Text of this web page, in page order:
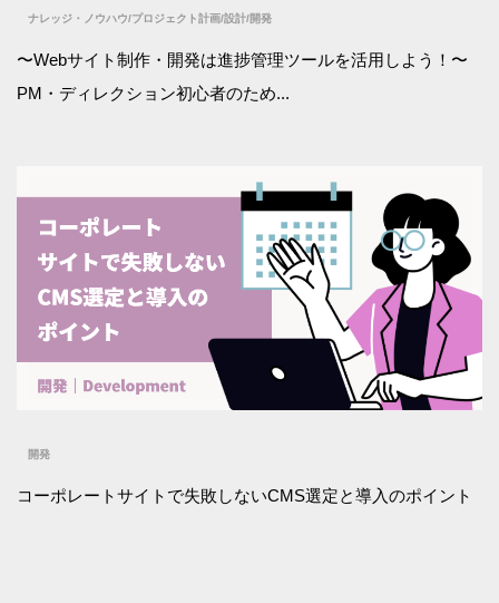
ナレッジ・ノウハウ/プロジェクト計画/設計/開発
〜Webサイト制作・開発は進捗管理ツールを活用しよう！〜
PM・ディレクション初心者のため...
開発
コーポレートサイトで失敗しないCMS選定と導入のポイント